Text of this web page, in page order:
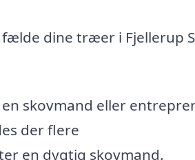
dine træer i Fjellerup
skovmand eller
der flere
en dygtig skovmand.